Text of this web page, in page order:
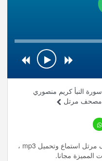
سورة النبأ كريم منصوري
مصحف مرتل
سورة النازعات كريم منصوري مصحف مرتل استماع وتحميل mp3 ،